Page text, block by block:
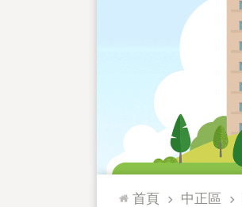
::: 首頁 中正區